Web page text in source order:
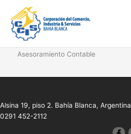
contenido
Asesoramiento Contable
Alsina 19, piso 2. Bahía Blanca, Argentina
0291 452-2112